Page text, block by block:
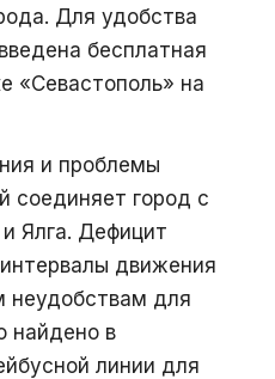
Для удобства
бесплатная
«Севастополь» на
и проблемы
соединяет город с
Ялга. Дефицит
движения
неудобствам для
найдено в
линии для